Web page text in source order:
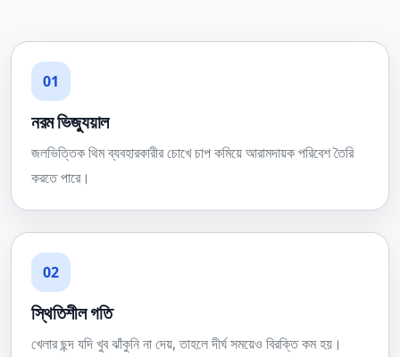
01
নরম ভিজ্যুয়াল
জলভিত্তিক থিম ব্যবহারকারীর চোখে চাপ কমিয়ে আরামদায়ক পরিবেশ তৈরি
করতে পারে।
02
স্থিতিশীল গতি
খেলার ছন্দ যদি খুব ঝাঁকুনি না দেয়, তাহলে দীর্ঘ সময়েও বিরক্তি কম হয়।